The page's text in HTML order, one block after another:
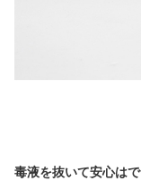
毒液を抜いて安心は